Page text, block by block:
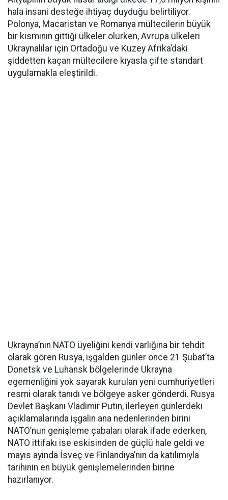
hala insani desteğe ihtiyaç duyduğu belirtiliyor.
Polonya, Macaristan ve Romanya mültecilerin büyük
bir kısmının gittiği ülkeler olurken, Avrupa ülkeleri
Ukraynalılar için Ortadoğu ve Kuzey Afrika’daki
şiddetten kaçan mültecilere kıyasla çifte standart
uygulamakla eleştirildi.
Ukrayna’nın NATO üyeliğini kendi varlığına bir tehdit
olarak gören Rusya, işgalden günler önce 21 Şubat’ta
Donetsk ve Luhansk bölgelerinde Ukrayna
egemenliğini yok sayarak kurulan yeni cumhuriyetleri
resmi olarak tanıdı ve bölgeye asker gönderdi. Rusya
Devlet Başkanı Vladimir Putin, ilerleyen günlerdeki
açıklamalarında işgalin ana nedenlerinden birini
NATO’nun genişleme çabaları olarak ifade ederken,
NATO ittifakı ise eskisinden de güçlü hale geldi ve
mayıs ayında İsveç ve Finlandiya’nın da katılımıyla
tarihinin en büyük genişlemelerinden birine
hazırlanıyor.